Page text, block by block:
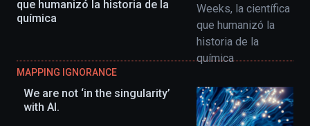
que humanizó la historia de la
química
MAPPING IGNORANCE
We are not ‘in the singularity’
with AI.